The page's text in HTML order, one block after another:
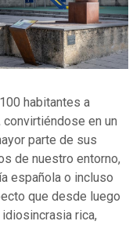
habitantes a
en un
parte de sus
de nuestro entorno,
española o incluso
que desde luego
rica,